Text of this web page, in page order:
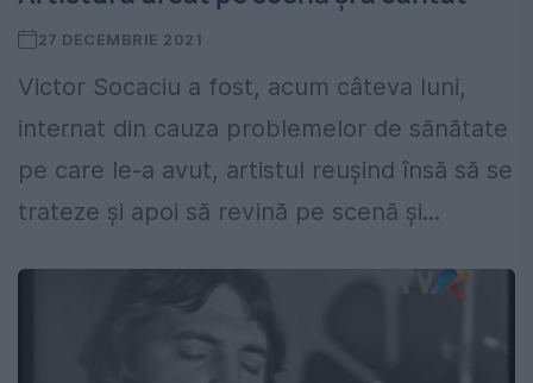
27 DECEMBRIE 2021
Victor Socaciu a fost, acum câteva luni,
internat din cauza problemelor de sănătate
pe care le-a avut, artistul reușind însă să se
trateze și apoi să revină pe scenă și...